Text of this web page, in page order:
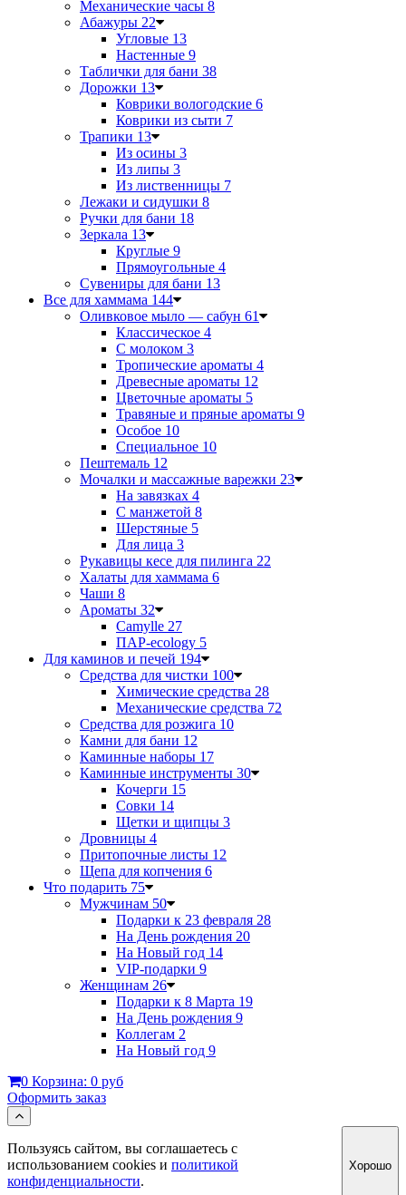
Механические часы 8
Абажуры 22
Угловые 13
Настенные 9
Таблички для бани 38
Дорожки 13
Коврики вологодские 6
Коврики из сыти 7
Трапики 13
Из осины 3
Из липы 3
Из лиственницы 7
Лежаки и сидушки 8
Ручки для бани 18
Зеркала 13
Круглые 9
Прямоугольные 4
Сувениры для бани 13
Все для хаммама 144
Оливковое мыло — сабун 61
Классическое 4
С молоком 3
Тропические ароматы 4
Древесные ароматы 12
Цветочные ароматы 5
Травяные и пряные ароматы 9
Особое 10
Специальное 10
Пештемаль 12
Мочалки и массажные варежки 23
На завязках 4
С манжетой 8
Шерстяные 5
Для лица 3
Рукавицы кесе для пилинга 22
Халаты для хаммама 6
Чаши 8
Ароматы 32
Camylle 27
ПАР-ecology 5
Для каминов и печей 194
Средства для чистки 100
Химические средства 28
Механические средства 72
Средства для розжига 10
Камни для бани 12
Каминные наборы 17
Каминные инструменты 30
Кочерги 15
Совки 14
Щетки и щипцы 3
Дровницы 4
Притопочные листы 12
Щепа для копчения 6
Что подарить 75
Мужчинам 50
Подарки к 23 февраля 28
На День рождения 20
На Новый год 14
VIP-подарки 9
Женщинам 26
Подарки к 8 Марта 19
На День рождения 9
Коллегам 2
На Новый год 9
0 Корзина: 0 руб
Оформить заказ
Пользуясь сайтом, вы соглашаетесь с
использованием cookies и политикой
конфиденциальности.
Хорошо